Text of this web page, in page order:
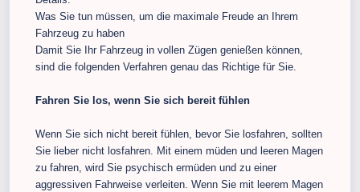
Was Sie tun müssen, um die maximale Freude an Ihrem
Fahrzeug zu haben
Damit Sie Ihr Fahrzeug in vollen Zügen genießen können,
sind die folgenden Verfahren genau das Richtige für Sie.
Fahren Sie los, wenn Sie sich bereit fühlen
Wenn Sie sich nicht bereit fühlen, bevor Sie losfahren, sollten
Sie lieber nicht losfahren. Mit einem müden und leeren Magen
zu fahren, wird Sie psychisch ermüden und zu einer
aggressiven Fahrweise verleiten. Wenn Sie mit leerem Magen